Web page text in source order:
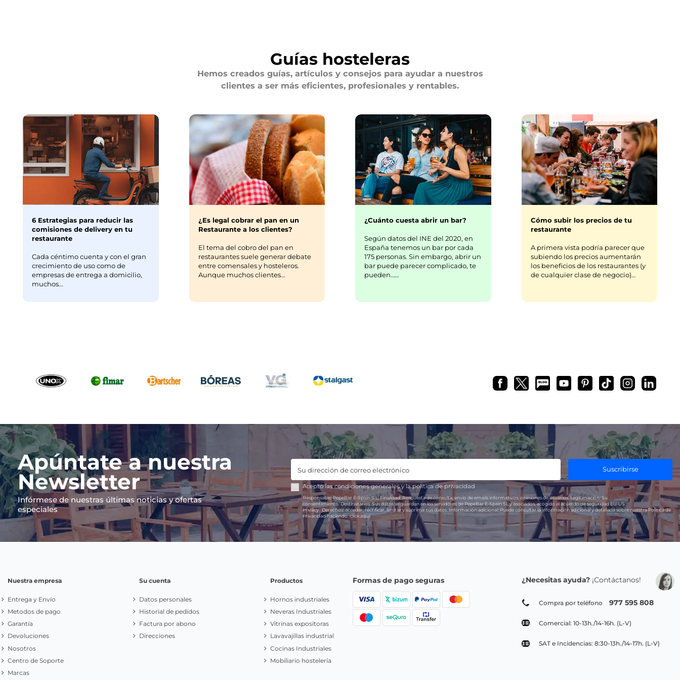
Guías hosteleras
Hemos creados guías, artículos y consejos para ayudar a nuestros
clientes a ser más eficientes, profesionales y rentables.
6 Estrategias para reducir las
comisiones de delivery en tu
restaurante
Cada céntimo cuenta y con el gran
crecimiento de uso como de
empresas de entrega a domicilio,
muchos...
¿Es legal cobrar el pan en un
Restaurante a los clientes?
El tema del cobro del pan en
restaurantes suele generar debate
entre comensales y hosteleros.
Aunque muchos clientes...
¿Cuánto cuesta abrir un bar?
Según datos del INE del 2020, en
España tenemos un bar por cada
175 personas. Sin embargo, abrir un
bar puede parecer complicado, te
pueden……
Cómo subir los precios de tu
restaurante
A primera vista podría parecer que
subiendo los precios aumentarán
los beneficios de los restaurantes (y
de cualquier clase de negocio)…
Apúntate a nuestra
Newsletter
Infórmese de nuestras últimas noticias y ofertas
especiales
Suscribirse
Acepto lascondiciones generalesy lapolítica de privacidad
Responsable:PepeBar E-Spain S.L.Finalidad:Respuesta de consulta, envío de emails informativos, opiniones de usuarios. Legitimación: Su
consentimiento.Destinatarios:Sus datos se guardan en los servidores de PepeBar E-Spain SL y asociados, acogido al acuerdo de seguridad EU-US
Privacy.Derechos:acceder, rectificar, limitar y suprimir tus datos. Información adicional:Puede consultar la información adicional y detallada sobre nuestra Política de
Privacidad haciendoclick aquí.
Nuestra empresa
Entrega y Envío
Metodos de pago
Garantía
Devoluciones
Nosotros
Centro de Soporte
Marcas
Su cuenta
Datos personales
Historial de pedidos
Factura por abono
Direcciones
Productos
Hornos industriales
Neveras Industriales
Vitrinas expositoras
Lavavajillas industrial
Cocinas Industriales
Mobiliario hostelería
Formas de pago seguras ¿Necesitas ayuda? ¡Contáctanos!
Compra por teléfono 977 595 808
Comercial: 10-13h./14-16h. (L-V)
SAT e Incidencias: 8:30-13h./14-17h. (L-V)